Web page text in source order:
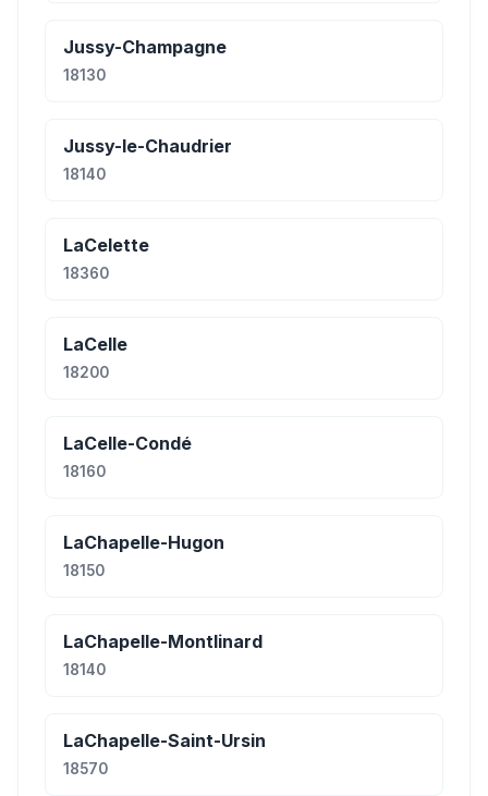
Jussy-Champagne
18130
Jussy-le-Chaudrier
18140
LaCelette
18360
LaCelle
18200
LaCelle-Condé
18160
LaChapelle-Hugon
18150
LaChapelle-Montlinard
18140
LaChapelle-Saint-Ursin
18570